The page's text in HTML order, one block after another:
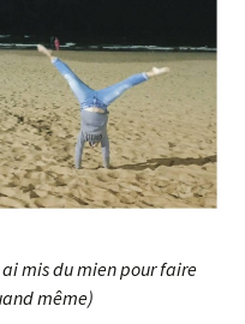
mis du mien pour faire
même)